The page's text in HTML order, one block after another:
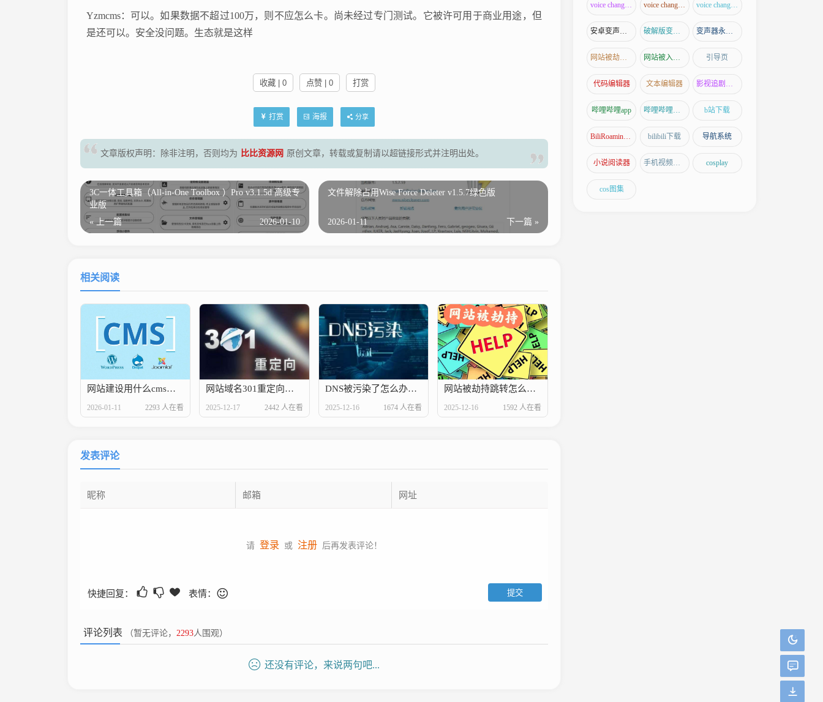
Yzmcms：可以。如果数据不超过100万，则不应怎么卡。尚未经过专门测试。它被许可用于商业用途，但
是还可以。安全没问题。生态就是这样
收藏 | 0 点赞 | 0 打赏
打赏 海报 分享
文章版权声明：除非注明，否则均为 比比资源网 原创文章，转载或复制请以超链接形式并注明出处。
3C一体工具箱（All-in-One Toolbox ）Pro v3.1.5d 高级专
业版
« 上一篇
2026-01-10
文件解除占用Wise Force Deleter v1.5.7绿色版
下一篇 »
2026-01-11
相关阅读
网站建设用什么cms系统好，哪套建站cms比较好用
2026-01-11 2293 人在看
网站域名301重定向转跳规范介绍
2025-12-17 2442 人在看
DNS被污染了怎么办？dns污染怎么解决
2025-12-16 1674 人在看
网站被劫持跳转怎么恢复？网站被入侵了怎么办
2025-12-16 1592 人在看
发表评论
请 登录 或 注册 后再发表评论！
快捷回复： 表情：
评论列表 （暂无评论， 2293人围观）
还没有评论，来说两句吧...
voice changer专业版 voice changer破解版 voice changer去广告版
安卓变声器破解版 破解版变声器下载 变声器永久破解版
网站被劫持怎么解决 网站被入侵了怎么办 引导页
代码编辑器 文本编辑器 影视追剧神器
哔哩哔哩app 哔哩哔哩下载 b站下载
BiliRoaming插件 bilibili下载 导航系统
小说阅读器 手机视频编辑软件 cosplay
cos图集